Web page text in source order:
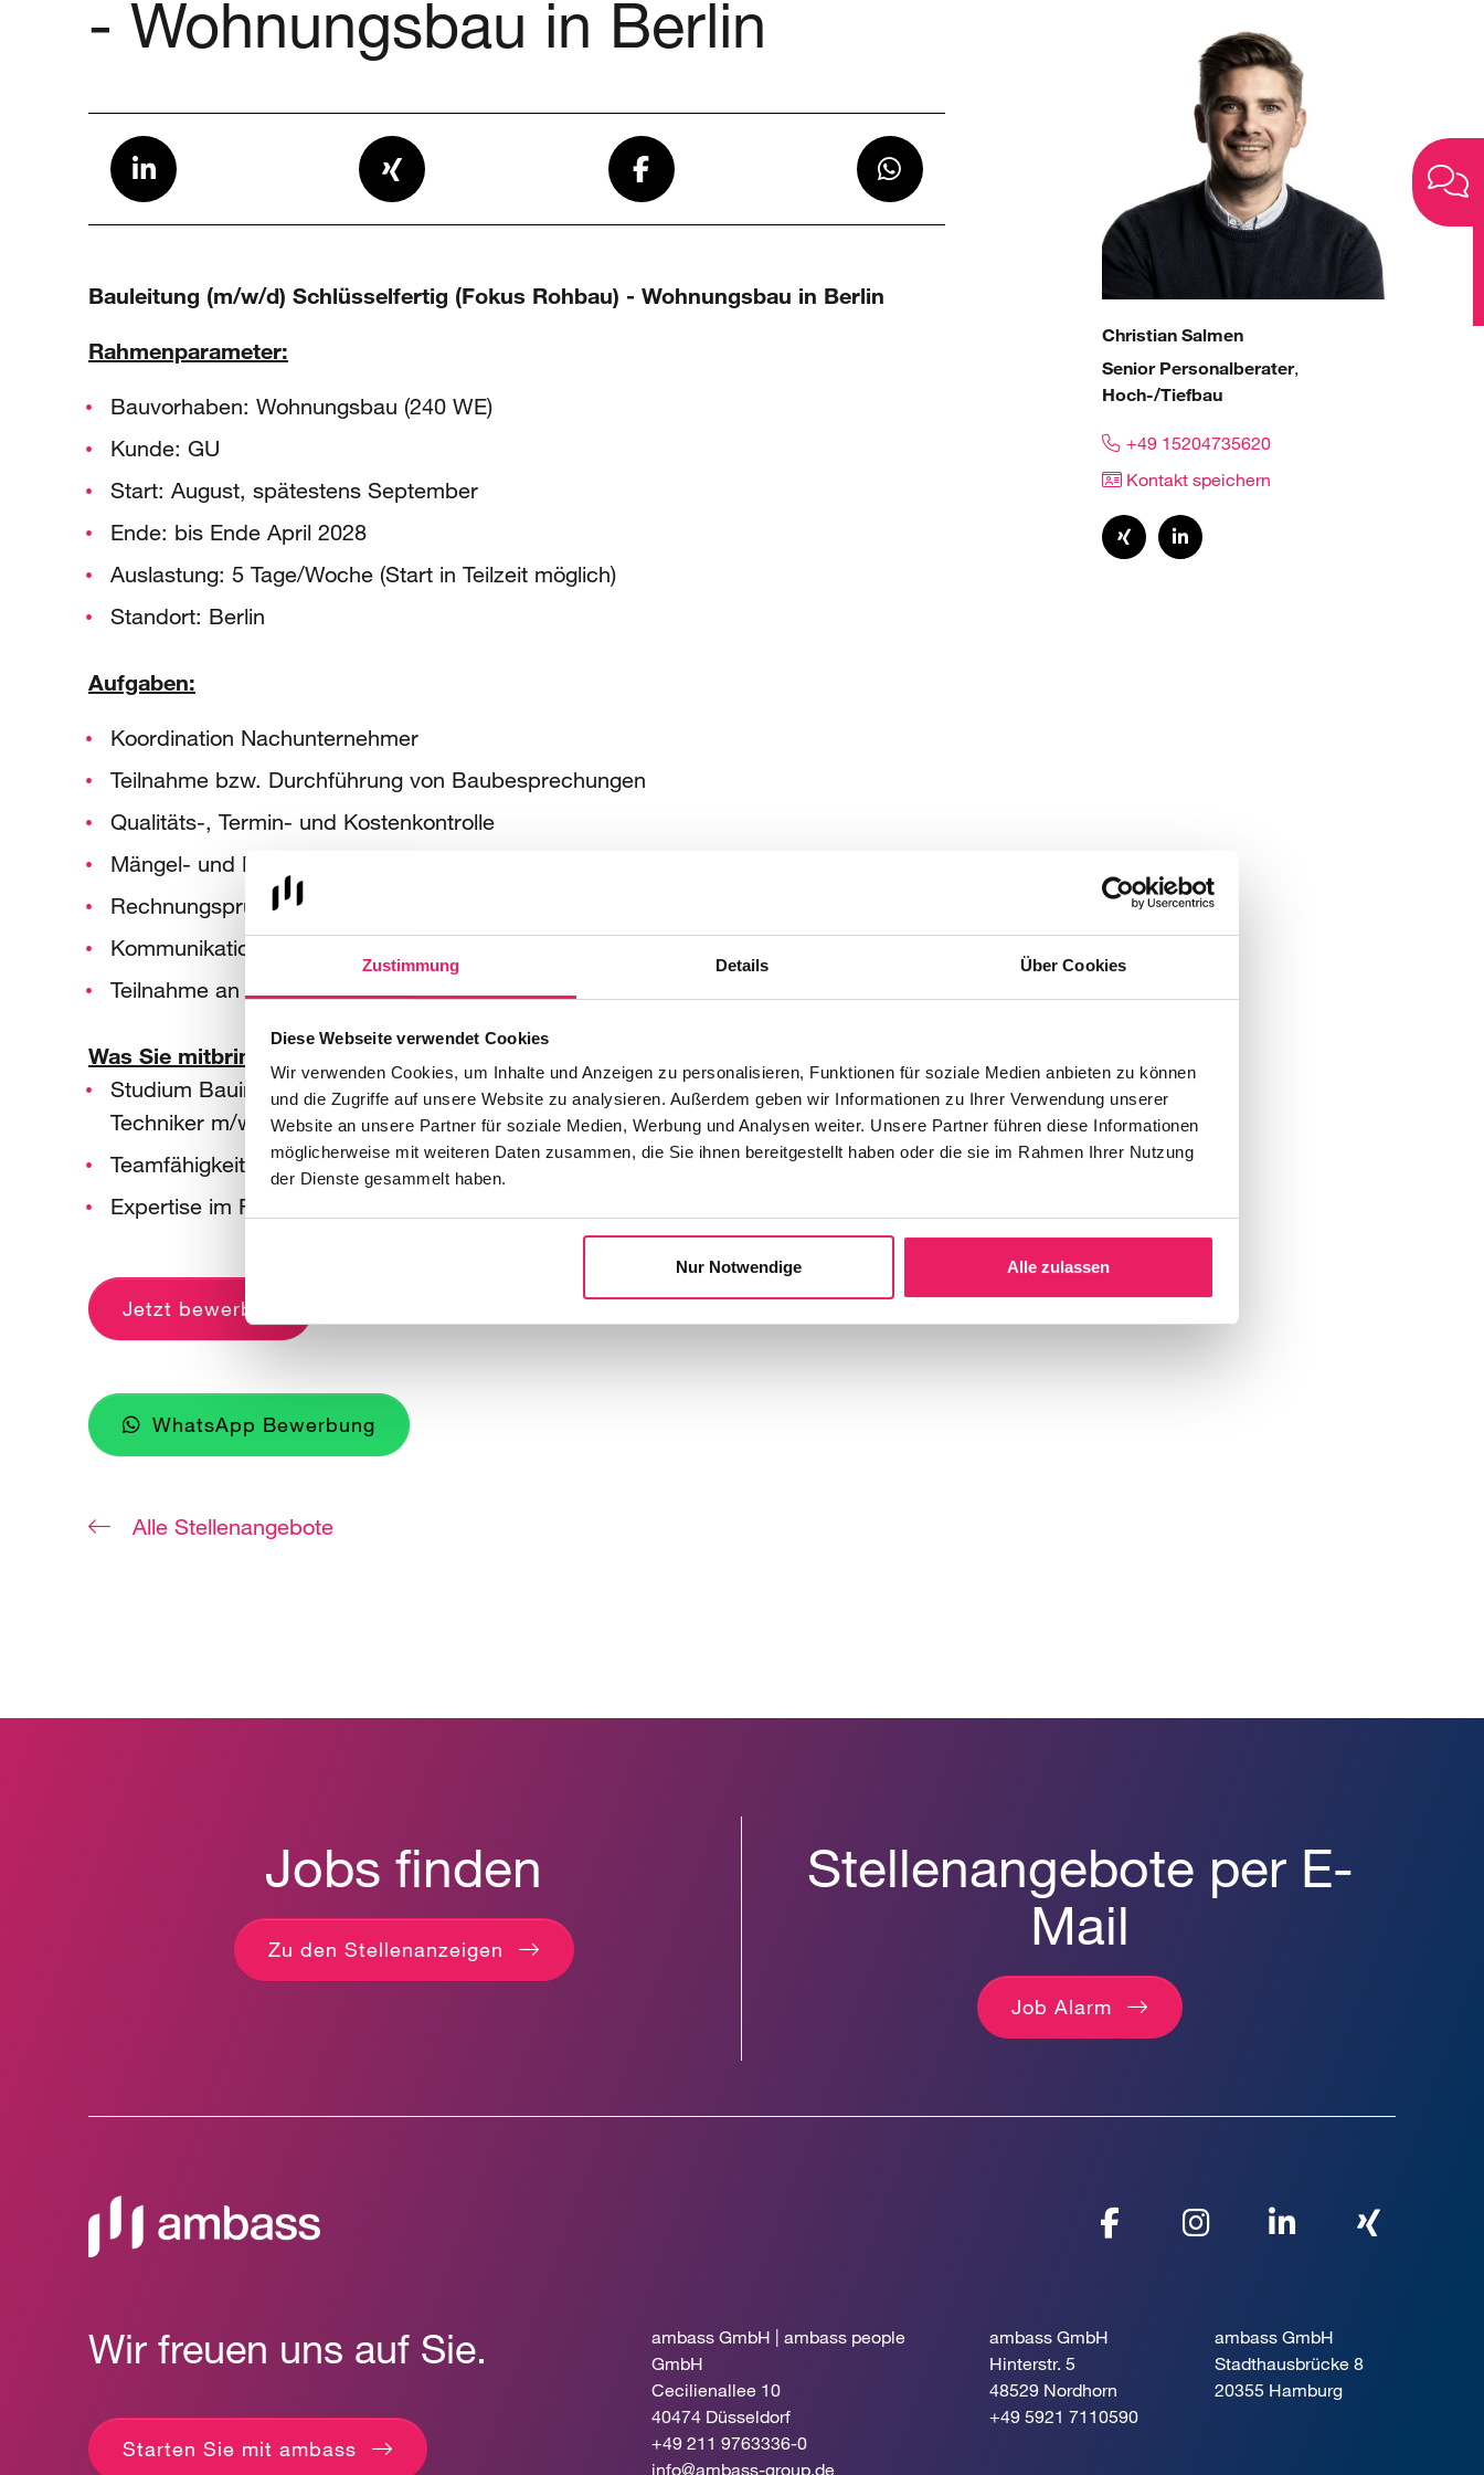
Zustimmung Details Über Cookies
Diese Webseite verwendet Cookies
Wir verwenden Cookies, um Inhalte und Anzeigen zu personalisieren, Funktionen für soziale Medien anbieten zu können
und die Zugriffe auf unsere Website zu analysieren. Außerdem geben wir Informationen zu Ihrer Verwendung unserer
Website an unsere Partner für soziale Medien, Werbung und Analysen weiter. Unsere Partner führen diese Informationen
möglicherweise mit weiteren Daten zusammen, die Sie ihnen bereitgestellt haben oder die sie im Rahmen Ihrer Nutzung
der Dienste gesammelt haben.
Nur Notwendige Alle zulassen
- Wohnungsbau in Berlin
Bauleitung (m/w/d) Schlüsselfertig (Fokus Rohbau) - Wohnungsbau in Berlin
Rahmenparameter:
Bauvorhaben: Wohnungsbau (240 WE)
Kunde: GU
Start: August, spätestens September
Ende: bis Ende April 2028
Auslastung: 5 Tage/Woche (Start in Teilzeit möglich)
Standort: Berlin
Aufgaben:
Koordination Nachunternehmer
Teilnahme bzw. Durchführung von Baubesprechungen
Qualitäts-, Termin- und Kostenkontrolle
Mängel- und Nachtragsmanagement
Rechnungsprüfung
Kommunikation und Abstimmung mit dem Bauherren
Teilnahme an Abnahmen
Was Sie mitbringen:
Studium Bauingenieurwesen oder vergleichbare technische Ausbildung (Meister,
Techniker m/w/d) wünschenswert
Teamfähigkeit
Expertise im Rohbau (Ortbeton und Fertigteile)
Jetzt bewerben
WhatsApp Bewerbung
Alle Stellenangebote
Christian Salmen
Senior Personalberater,
Hoch-/Tiefbau
+49 15204735620
Kontakt speichern
Jobs finden
Zu den Stellenanzeigen
Stellenangebote per E-
Mail
Job Alarm
Wir freuen uns auf Sie.
Starten Sie mit ambass
ambass GmbH | ambass people
GmbH
Cecilienallee 10
40474 Düsseldorf
+49 211 9763336-0
info@ambass-group.de
ambass GmbH
Hinterstr. 5
48529 Nordhorn
+49 5921 7110590
ambass GmbH
Stadthausbrücke 8
20355 Hamburg